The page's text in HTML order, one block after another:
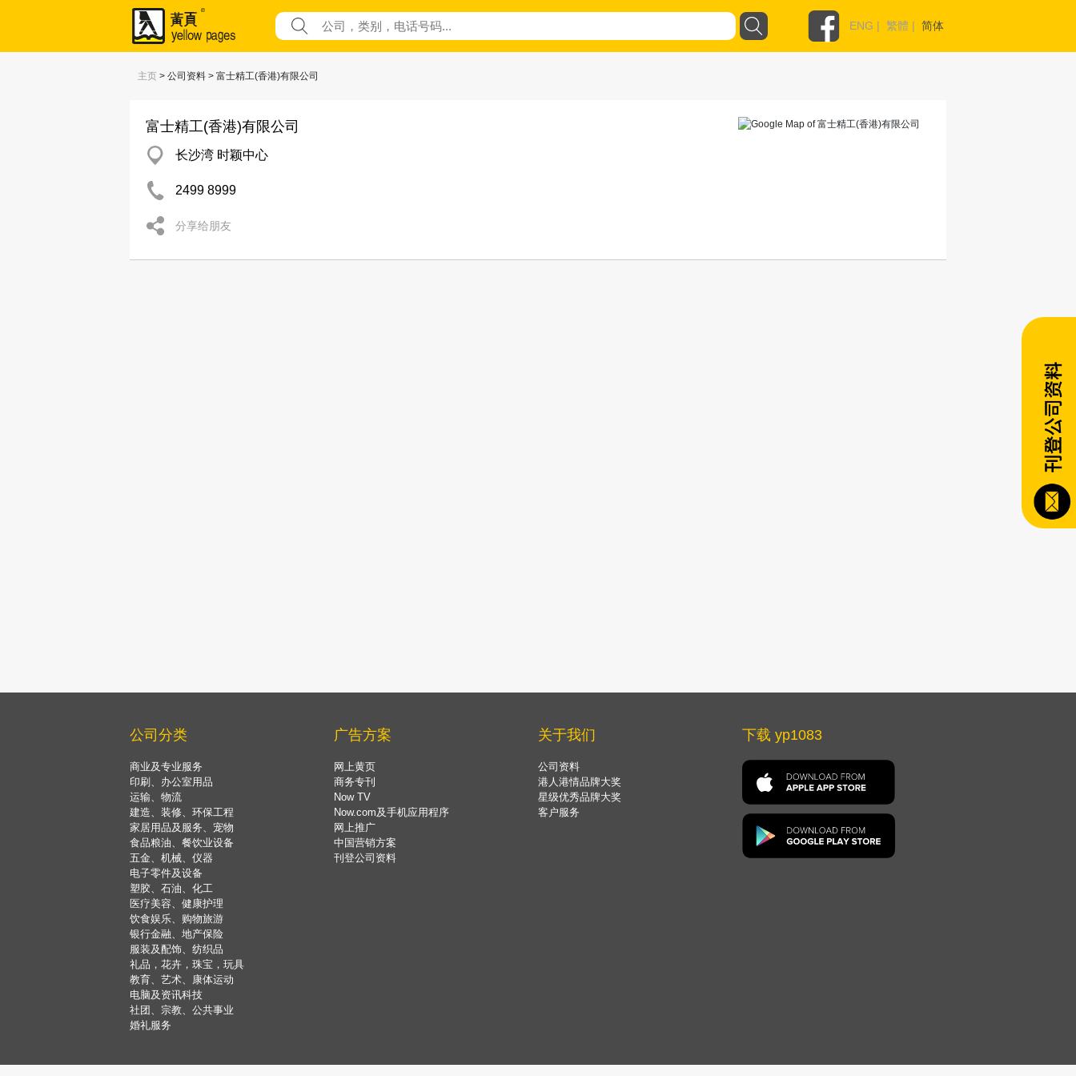
ENG | 繁體 | 简体
主页 > 公司资料 > 富士精工(香港)有限公司
富士精工(香港)有限公司
长沙湾 时颖中心
2499 8999
分享给朋友
公司分类
商业及专业服务
印刷、办公室用品
运输、物流
建造、装修、环保工程
家居用品及服务、宠物
食品粮油、餐饮业设备
五金、机械、仪器
电子零件及设备
塑胶、石油、化工
医疗美容、健康护理
饮食娱乐、购物旅游
银行金融、地产保险
服装及配饰、纺织品
礼品，花卉，珠宝，玩具
教育、艺术、康体运动
电脑及资讯科技
社团、宗教、公共事业
婚礼服务
广告方案
网上黄页
商务专刊
Now TV
Now.com及手机应用程序
网上推广
中国营销方案
刊登公司资料
关于我们
公司资料
港人港情品牌大奖
星级优秀品牌大奖
客户服务
下载 yp1083